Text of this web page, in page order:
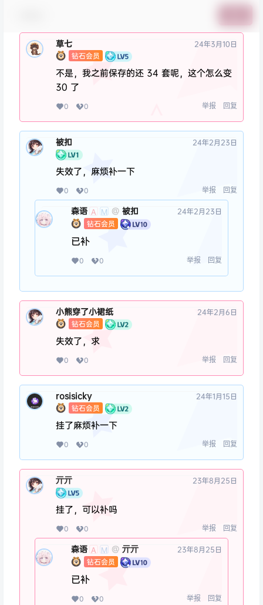
草七
钻石会员
24年3月10日
不是，我之前保存的还 34 套呢，这个怎么变
30 了
0 0 举报 回复
被扣 24年2月23日
失效了，麻烦补一下
0 0 举报 回复
森语 A M @ 被扣
钻石会员
24年2月23日
已补
0 0 举报 回复
小熊穿了小裙纸
钻石会员
24年2月6日
失效了，求
0 0 举报 回复
rosisicky
钻石会员
24年1月15日
挂了麻烦补一下
0 0 举报 回复
亓亓 23年8月25日
挂了，可以补吗
0 0 举报 回复
森语 A M @ 亓亓
钻石会员
23年8月25日
已补
0 0 举报 回复